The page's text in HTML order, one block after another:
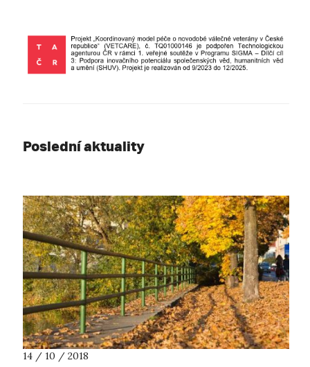
Poslední aktuality
14 / 10 / 2018